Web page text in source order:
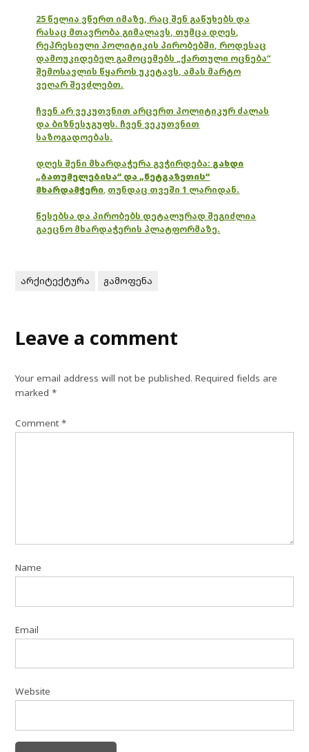
25 წელია ვწერთ იმაზე, რაც შენ გაწუხებს და
რასაც მთავრობა გიმალავს, თუმცა დღეს,
რეპრესიული პოლიტიკის პირობებში, როდესაც
დამოუკიდებელ გამოცემებს „ქართული ოცნება“
შემოსავლის წყაროს უკეტავს, ამას მარტო
ვეღარ შევძლებთ.
ჩვენ არ ვეკუთვნით არცერთ პოლიტიკურ ძალას
და ბიზნესჯგუფს. ჩვენ ვეკუთვნით
საზოგადოებას.
დღეს შენი მხარდაჭერა გვჭირდება: გახდი
„ბათუმელებისა“ და „ნეტგაზეთის“
მხარდამჭერი, თუნდაც თვეში 1 ლარიდან.
წესებსა და პირობებს დეტალურად შეგიძლია
გაეცნო მხარდაჭერის პლატფორმაზე.
არქიტექტურა გამოფენა
Leave a comment
Your email address will not be published. Required fields are
marked*
Comment*
Name
Email
Website